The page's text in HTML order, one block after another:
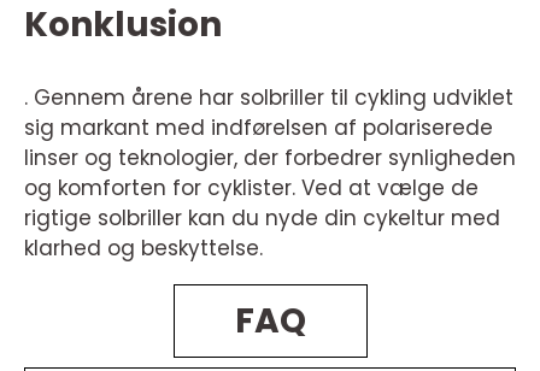
Konklusion
. Gennem årene har solbriller til cykling udviklet
sig markant med indførelsen af polariserede
linser og teknologier, der forbedrer synligheden
og komforten for cyklister. Ved at vælge de
rigtige solbriller kan du nyde din cykeltur med
klarhed og beskyttelse.
FAQ